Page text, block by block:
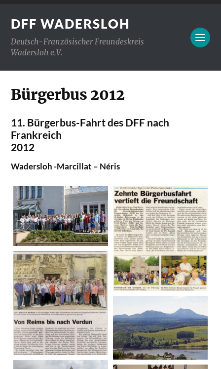
DFF WADERSLOH
Deutsch-Französischer Freundeskreis
Wadersloh e.V.
Bürgerbus 2012
11. Bürgerbus-Fahrt des DFF nach
Frankreich
2012
Wadersloh -Marcillat – Néris